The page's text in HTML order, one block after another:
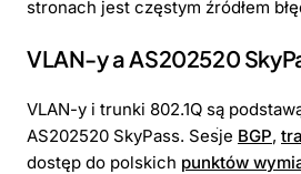
stronach jest częstym źródłem
VLAN-y a AS202520
VLAN-y i trunki 802.1Q są
AS202520 SkyPass. Sesje BGP,
dostęp do polskich punktów